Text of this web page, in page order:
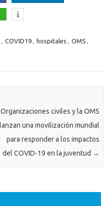
COVID19 hospitales OMS
Organizaciones civiles y la OMS
lanzan una movilización mundial
para responder a los impactos
del COVID-19 en la juventud →